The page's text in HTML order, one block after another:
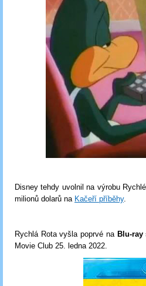
Disney tehdy uvolnil na výrobu
milionů dolarů na Kačeří příběhy.
Rychlá Rota vyšla poprvé naBlu-ray
Movie Club 25. ledna 2022.